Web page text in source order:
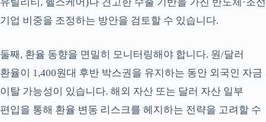
기업 비중을 조정하는 방안을 검토할 수 있습니다.
둘째, 환율 동향을 면밀히 모니터링해야 합니다. 원/달러
환율이 1,400원대 후반 박스권을 유지하는 동안 외국인 자금
이탈 가능성이 있습니다. 해외 자산 또는 달러 자산 일부
편입을 통해 환율 변동 리스크를 헤지하는 전략을 고려할 수